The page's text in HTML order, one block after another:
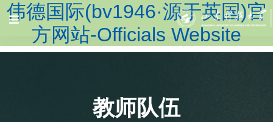
伟德国际(bv1946·源于英国)官
方网站-Officials Website
教师队伍